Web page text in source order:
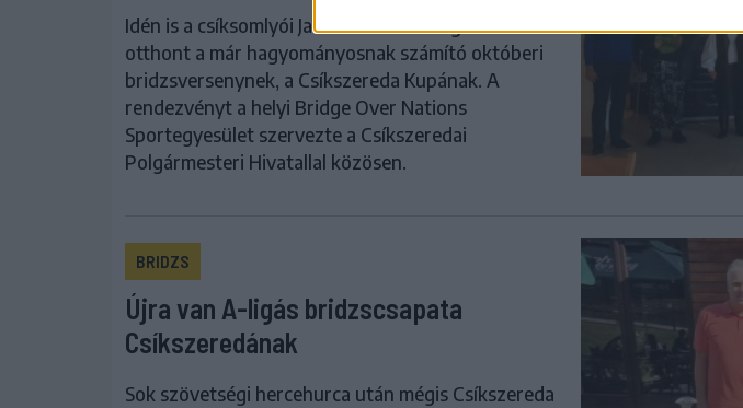
Idén is a csíksomlyói Jakab Antal Vendégház adott
otthont a már hagyományosnak számító októberi
bridzsversenynek, a Csíkszereda Kupának. A
rendezvényt a helyi Bridge Over Nations
Sportegyesület szervezte a Csíkszeredai
Polgármesteri Hivatallal közösen.
BRIDZS
Újra van A-ligás bridzscsapata
Csíkszeredának
Sok szövetségi hercehurca után mégis Csíkszereda